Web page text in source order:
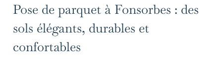
Pose de parquet à Fonsorbes : des
sols élégants, durables et
confortables